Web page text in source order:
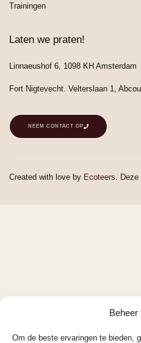
Beheer
Om de beste ervaringen te bieden,
Trainingen
Laten we praten!
Linnaeushof 6, 1098 KH Amsterdam
Fort Nigtevecht. Velterslaan 1,
NEEM CONTACT OP
Created with love by Ecoteers .